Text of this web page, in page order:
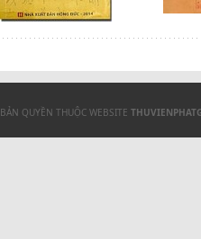
BẢN QUYỀN THUỘC WEBSITE